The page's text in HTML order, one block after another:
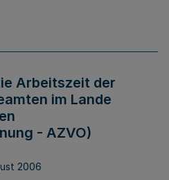
Arbeitszeit der
im Lande
- AZVO)
2006